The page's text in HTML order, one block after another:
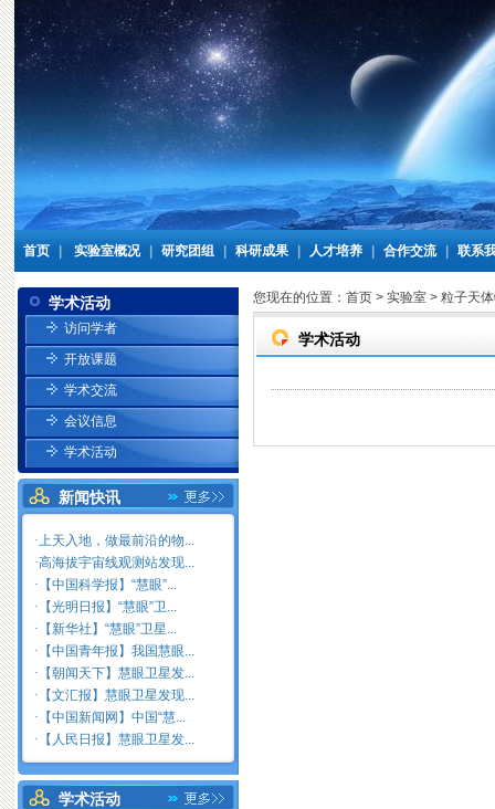
首页 实验室概况 研究团组 科研成果 人才培养 合作交流 联系
学术活动
访问学者
开放课题
学术交流
会议信息
学术活动
新闻快讯
·上天入地，做最前沿的物...
·高海拔宇宙线观测站发现...
· 【中国科学报】“慧眼”...
· 【光明日报】“慧眼”卫...
· 【新华社】“慧眼”卫星...
· 【中国青年报】我国慧眼...
· 【朝闻天下】慧眼卫星发...
· 【文汇报】慧眼卫星发现...
· 【中国新闻网】中国“慧...
· 【人民日报】慧眼卫星发...
学术活动
您现在的位置： 首页> 实验室> 粒子天
学术活动